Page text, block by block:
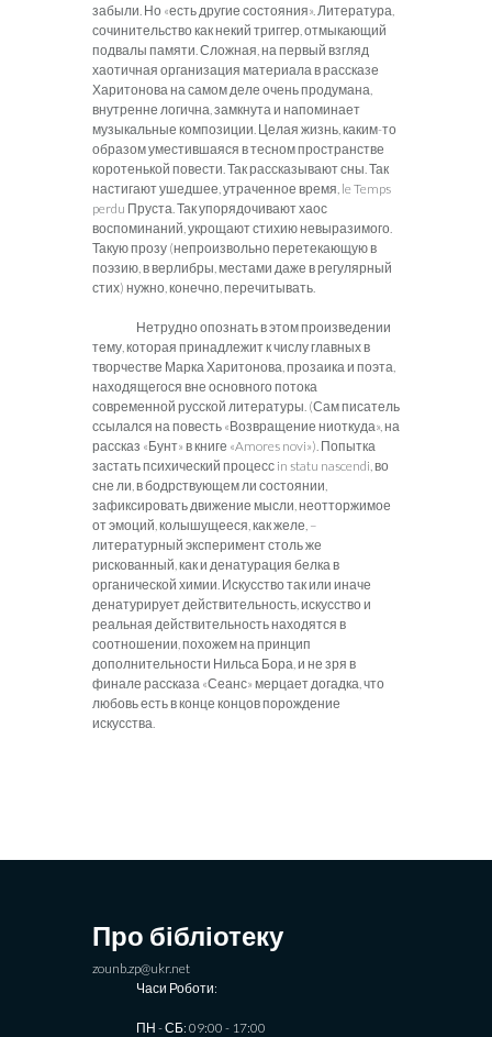
забыли. Но «есть другие состояния». Литература,
сочинительство как некий триггер, отмыкающий
подвалы памяти. Сложная, на первый взгляд
хаотичная организация материала в рассказе
Харитонова на самом деле очень продумана,
внутренне логична, замкнута и напоминает
музыкальные композиции. Целая жизнь, каким-то
образом уместившаяся в тесном пространстве
коротенькой повести. Так рассказывают сны. Так
настигают ушедшее, утраченное время, le Temps
perdu Пруста. Так упорядочивают хаос
воспоминаний, укрощают стихию невыразимого.
Такую прозу (непроизвольно перетекающую в
поэзию, в верлибры, местами даже в регулярный
стих) нужно, конечно, перечитывать.
Нетрудно опознать в этом произведении
тему, которая принадлежит к числу главных в
творчестве Марка Харитонова, прозаика и поэта,
находящегося вне основного потока
современной русской литературы. (Сам писатель
ссылался на повесть «Возвращение ниоткуда», на
рассказ «Бунт» в книге «Amores novi»). Попытка
застать психический процесс in statu nascendi, во
сне ли, в бодрствующем ли состоянии,
зафиксировать движение мысли, неотторжимое
от эмоций, колышущееся, как желе, –
литературный эксперимент столь же
рискованный, как и денатурация белка в
органической химии. Искусство так или иначе
денатурирует действительность, искусство и
реальная действительность находятся в
соотношении, похожем на принцип
дополнительности Нильса Бора, и не зря в
финале рассказа «Сеанс» мерцает догадка, что
любовь есть в конце концов порождение
искусства.
Про бібліотеку
zounb.zp@ukr.net
Часи Роботи:
ПН - СБ: 09:00 - 17:00